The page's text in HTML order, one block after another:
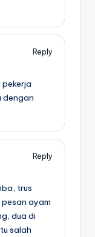
Reply
dengan
Reply
trus
ayam
dua di
salah